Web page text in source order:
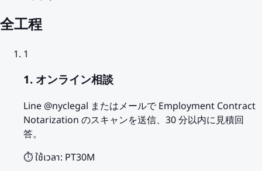
全工程
1
1. オンライン相談
Line @nyclegal またはメールで Employment Contract
Notarization のスキャンを送信、30 分以内に見積回
答。
⏱️ ใช้เวลา: PT30M